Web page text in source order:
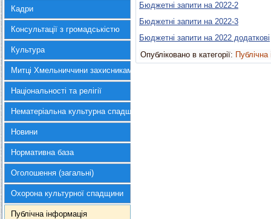
Кадри
Консультації з громадськістю
Культура
Митці Хмельниччини захисникам України
Національності та релігії
Нематеріальна культурна спадщина
Новини
Нормативна база
Оголошення (загальні)
Охорона культурної спадщини
Публічна інформація
Бюджетні запити на 2022-2
Бюджетні запити на 2022-3
Бюджетні запити на 2022 додаткові
Опубліковано в категорії: Публічна